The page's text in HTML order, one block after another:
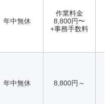
年中無休
作業料金
8,800円〜
+事務手数料
年中無休 8,800円～